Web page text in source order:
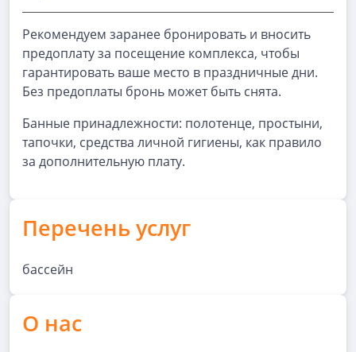
Рекомендуем заранее бронировать и вносить
предоплату за посещение комплекса, чтобы
гарантировать ваше место в праздничные дни.
Без предоплаты бронь может быть снята.
Банные принадлежности: полотенце, простыни,
тапочки, средства личной гигиены, как правило
за дополнительную плату.
Перечень услуг
бассейн
О нас